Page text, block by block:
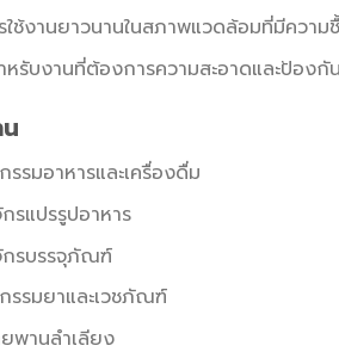
ใช้งานยาวนานในสภาพแวดล้อมที่มีความ
ำหรับงานที่ต้องการความสะอาดและป้อง
รมอาหารและเครื่องดื่ม
รแปรรูปอาหาร
กรบรรจุภัณฑ์
รรมยาและเวชภัณฑ์
ยพานลำเลียง